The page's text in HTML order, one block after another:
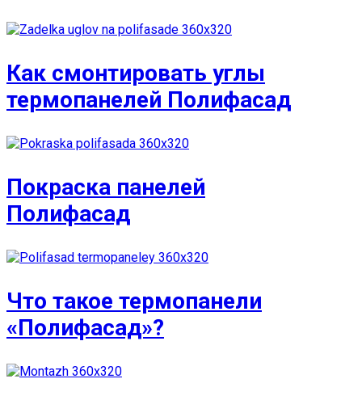
Как смонтировать углы
термопанелей Полифасад
Покраска панелей
Полифасад
Что такое термопанели
«Полифасад»?